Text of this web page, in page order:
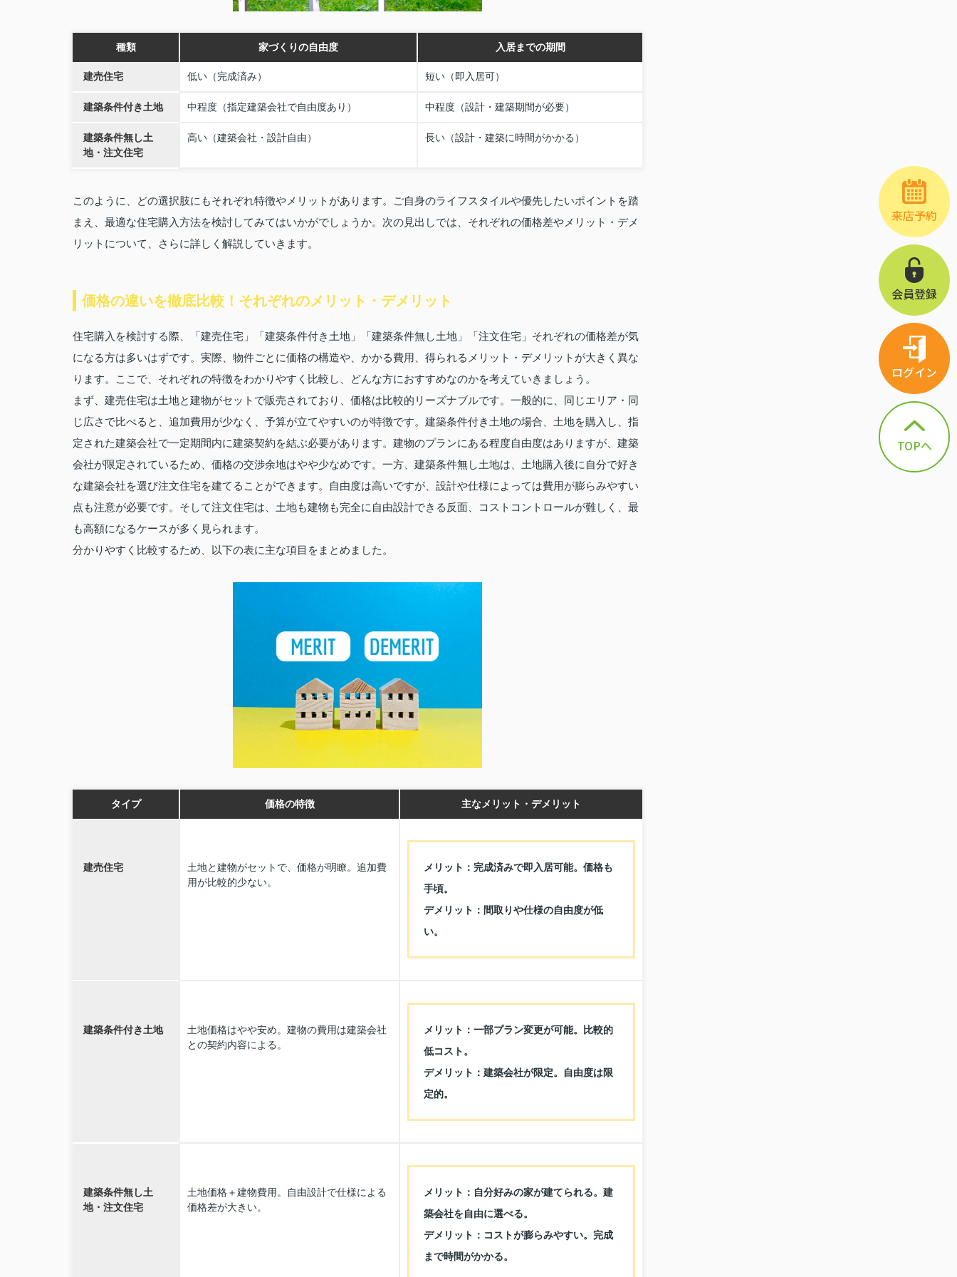
来店予約
会員登録
ログイン
TOPへ
種類 家づくりの自由度 入居までの期間
建売住宅 低い（完成済み） 短い（即入居可）
建築条件付き土地 中程度（指定建築会社で自由度あり） 中程度（設計・建築期間が必要）
建築条件無し土
地・注文住宅
高い（建築会社・設計自由） 長い（設計・建築に時間がかかる）
このように、どの選択肢にもそれぞれ特徴やメリットがあります。ご自身のライフスタイルや優先したいポイントを踏
まえ、最適な住宅購入方法を検討してみてはいかがでしょうか。次の見出しでは、それぞれの価格差やメリット・デメ
リットについて、さらに詳しく解説していきます。
価格の違いを徹底比較！それぞれのメリット・デメリット
住宅購入を検討する際、「建売住宅」「建築条件付き土地」「建築条件無し土地」「注文住宅」それぞれの価格差が気
になる方は多いはずです。実際、物件ごとに価格の構造や、かかる費用、得られるメリット・デメリットが大きく異な
ります。ここで、それぞれの特徴をわかりやすく比較し、どんな方におすすめなのかを考えていきましょう。
まず、建売住宅は土地と建物がセットで販売されており、価格は比較的リーズナブルです。一般的に、同じエリア・同
じ広さで比べると、追加費用が少なく、予算が立てやすいのが特徴です。建築条件付き土地の場合、土地を購入し、指
定された建築会社で一定期間内に建築契約を結ぶ必要があります。建物のプランにある程度自由度はありますが、建築
会社が限定されているため、価格の交渉余地はやや少なめです。一方、建築条件無し土地は、土地購入後に自分で好き
な建築会社を選び注文住宅を建てることができます。自由度は高いですが、設計や仕様によっては費用が膨らみやすい
点も注意が必要です。そして注文住宅は、土地も建物も完全に自由設計できる反面、コストコントロールが難しく、最
も高額になるケースが多く見られます。
分かりやすく比較するため、以下の表に主な項目をまとめました。
タイプ 価格の特徴 主なメリット・デメリット
建売住宅
土地と建物がセットで、価格が明瞭。追加費
用が比較的少ない。
メリット：完成済みで即入居可能。価格も
手頃。
デメリット：間取りや仕様の自由度が低
い。
建築条件付き土地
土地価格はやや安め。建物の費用は建築会社
との契約内容による。
メリット：一部プラン変更が可能。比較的
低コスト。
デメリット：建築会社が限定。自由度は限
定的。
建築条件無し土
地・注文住宅
土地価格＋建物費用。自由設計で仕様による
価格差が大きい。
メリット：自分好みの家が建てられる。建
築会社を自由に選べる。
デメリット：コストが膨らみやすい。完成
まで時間がかかる。